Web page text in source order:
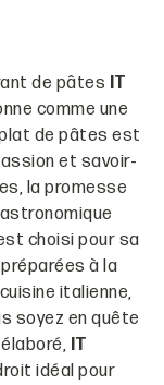
de pâtes IT
comme une
de pâtes est
et savoir-
la promesse
choisi pour sa
à la
italienne,
soyez en quête
élaboré, IT
idéal pour